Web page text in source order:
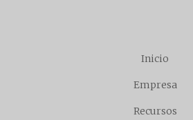
Inicio
Empresa
Recursos